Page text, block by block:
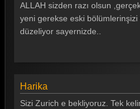
Güldür güldür 237. Bölüm
Güldür güldür 236. Bölüm
Güldür güldür 233. Bölüm
ALLAH sizden razı olsun
yeni gerekse eski
düzeliyor sayernizde..
Harika
Sizi Zurich e bekliyoruz. Tek